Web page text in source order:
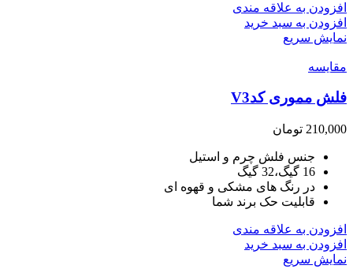
افزودن به علاقه مندی
افزودن به سبد خرید
نمایش سریع
مقايسه
فلش مموری کدV3
210,000 تومان
جنس فلش چرم و استیل
16 گیگ،32 گیگ
در رنگ های مشکی و قهوه ای
قابلیت حک برند شما
افزودن به علاقه مندی
افزودن به سبد خرید
نمایش سریع